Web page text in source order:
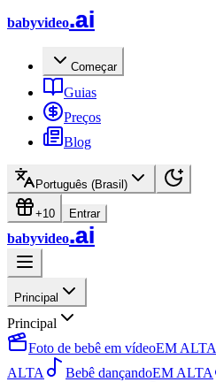
babyvideo.ai
Começar
Guias
Preços
Blog
Português (Brasil)
+10 Entrar
babyvideo.ai
Principal
Principal
Foto de bebê em vídeoEM ALTA
ALTA
Bebê dançandoEM ALTA